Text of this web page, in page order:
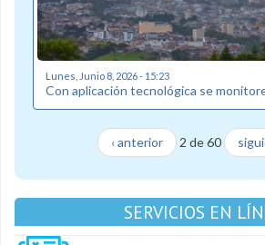
Lunes, Junio 8, 2026 - 15:23
Con aplicación tecnológica se
‹ anterior 2 de 60
SERVICIOS EN